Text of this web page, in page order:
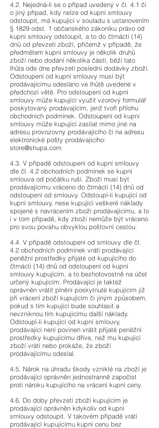
4.2. Nejedná-li se o případ uvedený v čl. 4.1 či
o jiný případ, kdy nelze od kupní smlouvy
odstoupit, má kupující v souladu s ustanovením
§ 1829 odst. 1 občanského zákoníku právo od
kupní smlouvy odstoupit, a to do čtrnácti (14)
dnů od převzetí zboží, přičemž v případě, že
předmětem kupní smlouvy je několik druhů
zboží nebo dodání několika částí, běží tato
lhůta ode dne převzetí poslední dodávky zboží.
Odstoupení od kupní smlouvy musí být
prodávajícímu odesláno ve lhůtě uvedené v
předchozí větě. Pro odstoupení od kupní
smlouvy může kupující využit vzorový formulář
poskytovaný prodávajícím, jenž tvoří přílohu
obchodních podmínek. Odstoupení od kupní
smlouvy může kupující zasílat mimo jiné na
adresu provozovny prodávajícího či na adresu
elektronické pošty prodávajícího:
store@shupa.com
4.3. V případě odstoupení od kupní smlouvy
dle čl. 4.2 obchodních podmínek se kupní
smlouva od počátku ruší. Zboží musí být
prodávajícímu vráceno do čtrnácti (14) dnů od
odstoupení od smlouvy. Odstoupí-li kupující od
kupní smlouvy, nese kupující veškeré náklady
spojené s navrácením zboží prodávajícímu, a to
i v tom případě, kdy zboží nemůže být vráceno
pro svou povahu obvyklou poštovní cestou.
4.4. V případě odstoupení od smlouvy dle čl.
4.2 obchodních podmínek vrátí prodávající
peněžní prostředky přijaté od kupujícího do
čtrnácti (14) dnů od odstoupení od kupní
smlouvy kupujícím, a to bezhotovostně na účet
určený kupujícím. Prodávající je taktéž
oprávněn vrátit plnění poskytnuté kupujícím již
při vrácení zboží kupujícím či jiným způsobem,
pokud s tím kupující bude souhlasit a
nevzniknou tím kupujícímu další náklady.
Odstoupí-li kupující od kupní smlouvy,
prodávající není povinen vrátit přijaté peněžní
prostředky kupujícímu dříve, než mu kupující
zboží vrátí nebo prokáže, že zboží
prodávajícímu odeslal.
4.5. Nárok na úhradu škody vzniklé na zboží je
prodávající oprávněn jednostranně započíst
proti nároku kupujícího na vrácení kupní ceny.
4.6. Do doby převzetí zboží kupujícím je
prodávající oprávněn kdykoliv od kupní
smlouvy odstoupit. V takovém případě vrátí
prodávající kupujícímu kupní cenu bez